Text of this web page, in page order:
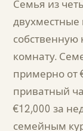
Семья из
комнату.
примерно от
приватный
€12,000 за
семейным